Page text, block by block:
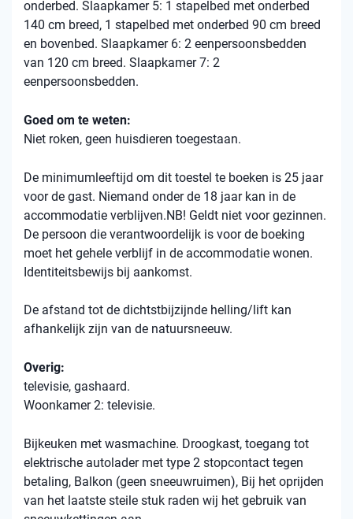
onderbed. Slaapkamer 5: 1 stapelbed met onderbed
140 cm breed, 1 stapelbed met onderbed 90 cm breed
en bovenbed. Slaapkamer 6: 2 eenpersoonsbedden
van 120 cm breed. Slaapkamer 7: 2
eenpersoonsbedden.
Goed om te weten:
Niet roken, geen huisdieren toegestaan.
De minimumleeftijd om dit toestel te boeken is 25 jaar
voor de gast. Niemand onder de 18 jaar kan in de
accommodatie verblijven.NB! Geldt niet voor gezinnen.
De persoon die verantwoordelijk is voor de boeking
moet het gehele verblijf in de accommodatie wonen.
Identiteitsbewijs bij aankomst.
De afstand tot de dichtstbijzijnde helling/lift kan
afhankelijk zijn van de natuursneeuw.
Overig:
televisie, gashaard.
Woonkamer 2: televisie.
Bijkeuken met wasmachine. Droogkast, toegang tot
elektrische autolader met type 2 stopcontact tegen
betaling, Balkon (geen sneeuwruimen), Bij het oprijden
van het laatste steile stuk raden wij het gebruik van